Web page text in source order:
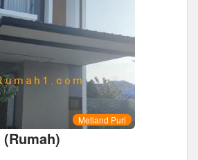
Metland Puri